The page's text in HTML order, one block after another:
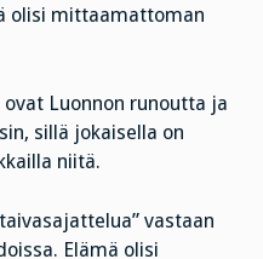
olisi mittaamattoman
Luonnon runoutta ja
sillä jokaisella on
niitä.
vastaan
Elämä olisi